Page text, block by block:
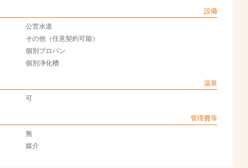
設備
公営水道
その他（任意契約可能）
個別プロパン
個別浄化槽
温泉
可
管理費等
無
媒介